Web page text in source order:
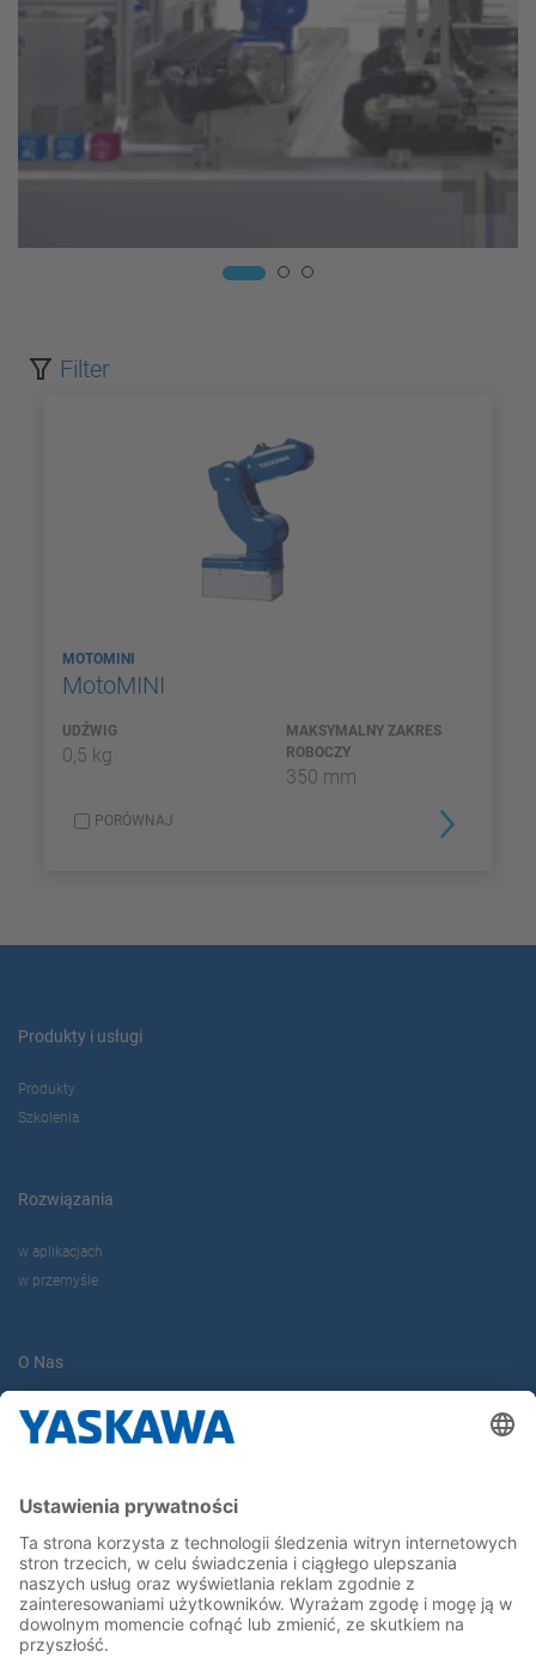
Filter
MOTOMINI
MotoMINI
UDŹWIG
0,5 kg
MAKSYMALNY ZAKRES
ROBOCZY
350 mm
PORÓWNAJ
Produkty i usługi
Produkty
Szkolenia
Rozwiązania
w aplikacjach
w przemyśle
O Nas
Yaskawa Europe Gmbh
Yaskawa Polska
Kariera
Bądź z nami na bieżąco